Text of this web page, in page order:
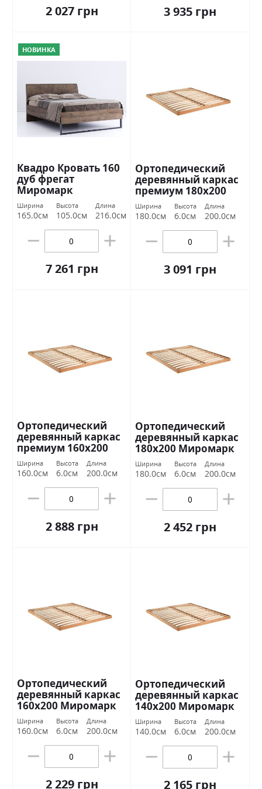
2 027 грн 3 935 грн
НОВИНКА
Квадро Кровать 160
дуб фрегат
Миромарк
Ширина
165.0см
Высота
105.0см
Длина
216.0см
7 261 грн
Ортопедический
деревянный каркас
премиум 180х200
Миромарк
Ширина
180.0см
Высота
6.0см
Длина
200.0см
3 091 грн
Ортопедический
деревянный каркас
премиум 160х200
Миромарк
Ширина
160.0см
Высота
6.0см
Длина
200.0см
2 888 грн
Ортопедический
деревянный каркас
180х200 Миромарк
Ширина
180.0см
Высота
6.0см
Длина
200.0см
2 452 грн
Ортопедический
деревянный каркас
160х200 Миромарк
Ширина
160.0см
Высота
6.0см
Длина
200.0см
2 229 грн
Ортопедический
деревянный каркас
140х200 Миромарк
Ширина
140.0см
Высота
6.0см
Длина
200.0см
2 165 грн